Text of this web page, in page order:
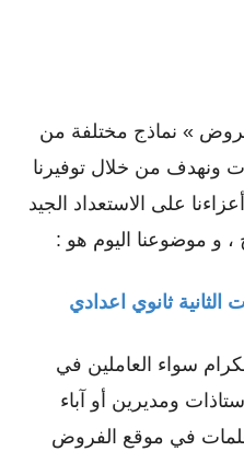
» نماذج مختلفة من
ونهدف من خلال توفيرنا
على الاستعداد الجيد
، و موضوعنا اليوم هو :
الثانية ثانوي اعدادي
سواء العاملين في
ومديرين أو ﺁباء
في موقع الفروض